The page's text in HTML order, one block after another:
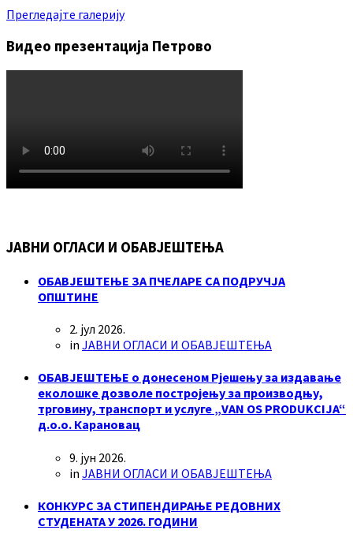
Прегледајте галерију
Видео презентација Петрово
ЈАВНИ ОГЛАСИ И ОБАВЈЕШТЕЊА
ОБАВЈЕШТЕЊЕ ЗА ПЧЕЛАРЕ СА ПОДРУЧЈА
ОПШТИНЕ
2. јул 2026.
in ЈАВНИ ОГЛАСИ И ОБАВЈЕШТЕЊА
ОБАВЈЕШТЕЊЕ о донесеном Рјешењу за издавање
еколошке дозволе постројењу за производњу,
трговину, транспорт и услуге „VAN OS PRODUKCIJA“
д.о.о. Карановац
9. јун 2026.
in ЈАВНИ ОГЛАСИ И ОБАВЈЕШТЕЊА
КОНКУРС ЗА СТИПЕНДИРАЊЕ РЕДОВНИХ
СТУДЕНАТА У 2026. ГОДИНИ